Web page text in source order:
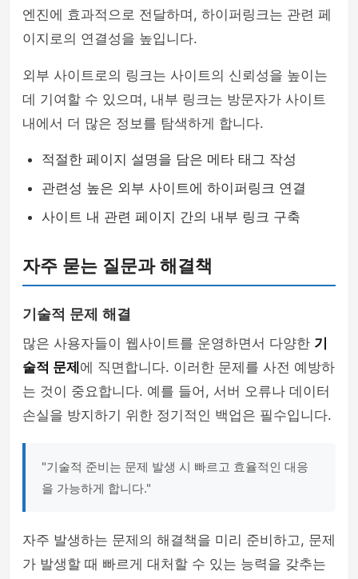
엔진에 효과적으로 전달하며, 하이퍼링크는 관련 페
이지로의 연결성을 높입니다.
외부 사이트로의 링크는 사이트의 신뢰성을 높이는
데 기여할 수 있으며, 내부 링크는 방문자가 사이트
내에서 더 많은 정보를 탐색하게 합니다.
적절한 페이지 설명을 담은 메타 태그 작성
관련성 높은 외부 사이트에 하이퍼링크 연결
사이트 내 관련 페이지 간의 내부 링크 구축
자주 묻는 질문과 해결책
기술적 문제 해결
많은 사용자들이 웹사이트를 운영하면서 다양한 기
술적 문제 에 직면합니다. 이러한 문제를 사전 예방하
는 것이 중요합니다. 예를 들어, 서버 오류나 데이터
손실을 방지하기 위한 정기적인 백업은 필수입니다.
"기술적 준비는 문제 발생 시 빠르고 효율적인 대응
을 가능하게 합니다."
자주 발생하는 문제의 해결책을 미리 준비하고, 문제
가 발생할 때 빠르게 대처할 수 있는 능력을 갖추는